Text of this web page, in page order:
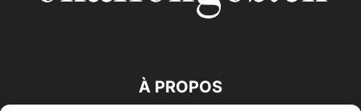
À PROPOS